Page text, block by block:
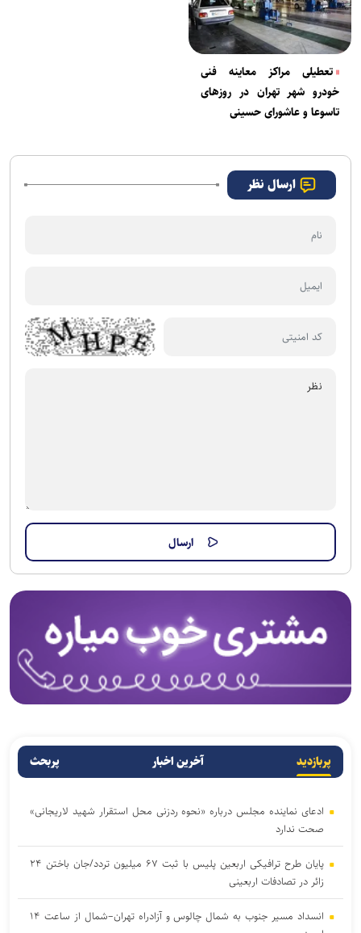
تعطیلی مراکز معاینه فنی
خودرو شهر تهران در روزهای
تاسوعا و عاشورای حسینی
ارسال نظر
پربازدید آخرین اخبار پربحث
ادعای نماینده مجلس درباره «نحوه ردزنی محل استقرار شهید لاریجانی»
صحت ندارد
پایان طرح ترافیکی اربعین پلیس با ثبت ۶۷ میلیون تردد/جان باختن ۲۴
زائر در تصادفات اربعینی
انسداد مسیر جنوب به شمال چالوس و آزادراه تهران–شمال از ساعت ۱۴